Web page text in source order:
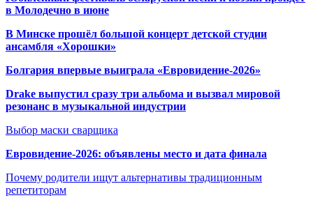
в Молодечно в июне
В Минске прошёл большой концерт детской студии
ансамбля «Хорошки»
Болгария впервые выиграла «Евровидение-2026»
Drake выпустил сразу три альбома и вызвал мировой
резонанс в музыкальной индустрии
Выбор маски сварщика
Евровидение-2026: объявлены место и дата финала
Почему родители ищут альтернативы традиционным
репетиторам